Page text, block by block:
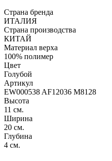
Страна бренда
ИТАЛИЯ
Страна производства
КИТАЙ
Материал верха
100% полимер
Цвет
Голубой
Артикул
EW000538 AF12036 M8128
Высота
11 см.
Ширина
20 см.
Глубина
4 см.